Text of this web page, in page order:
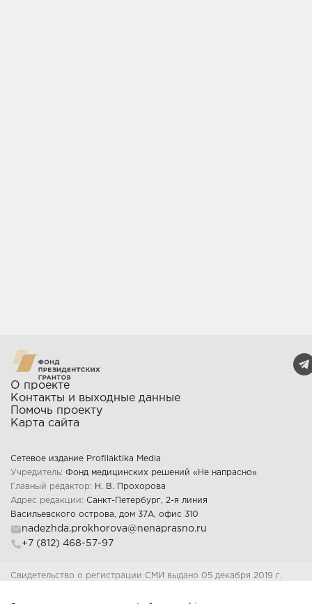
О проекте
Контакты и выходные данные
Помочь проекту
Карта сайта
Сетевое издание Profilaktika Media
Учредитель: Фонд медицинских решений «Не напрасно»
Главный редактор:
Н. В. Прохорова
Адрес редакции: Санкт-Петербург, 2-я линия
Васильевского острова, дом 37А, офис 310
nadezhda.prokhorova@nenaprasno.ru
+7 (812) 468-57-97
Свидетельство о регистрации СМИ выдано 05 декабря 2019 г.